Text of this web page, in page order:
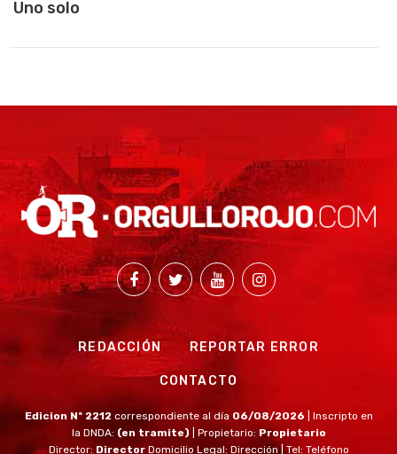
Uno solo
REDACCIÓN REPORTAR ERROR
CONTACTO
Edicion Nº 2212 correspondiente al día 06/08/2026
| Inscripto en
la DNDA: (en tramite) | Propietario: Propietario
Director: Director Domicilio Legal: Dirección | Tel: Teléfono